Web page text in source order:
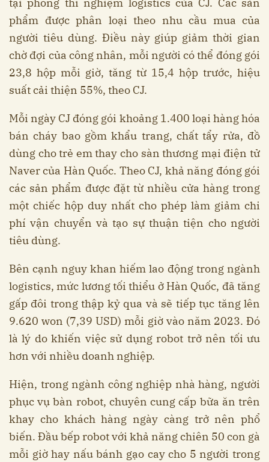
phẩm được phân loại theo nhu cầu mua của
người tiêu dùng. Điều này giúp giảm thời gian
chờ đợi của công nhân, mỗi người có thể đóng gói
23,8 hộp mỗi giờ, tăng từ 15,4 hộp trước, hiệu
suất cải thiện 55%, theo CJ.
Mỗi ngày CJ đóng gói khoảng 1.400 loại hàng hóa
bán cháy bao gồm khẩu trang, chất tẩy rửa, đồ
dùng cho trẻ em thay cho sàn thương mại điện tử
Naver của Hàn Quốc. Theo CJ, khả năng đóng gói
các sản phẩm được đặt từ nhiều cửa hàng trong
một chiếc hộp duy nhất cho phép làm giảm chi
phí vận chuyển và tạo sự thuận tiện cho người
tiêu dùng.
Bên cạnh nguy khan hiếm lao động trong ngành
logistics, mức lương tối thiểu ở Hàn Quốc, đã tăng
gấp đôi trong thập kỷ qua và sẽ tiếp tục tăng lên
9.620 won (7,39 USD) mỗi giờ vào năm 2023. Đó
là lý do khiến việc sử dụng robot trở nên tối ưu
hơn với nhiều doanh nghiệp.
Hiện, trong ngành công nghiệp nhà hàng, người
phục vụ bàn robot, chuyên cung cấp bữa ăn trên
khay cho khách hàng ngày càng trở nên phổ
biến. Đầu bếp robot với khả năng chiên 50 con gà
mỗi giờ hay nấu bánh gạo cay cho 5 người trong